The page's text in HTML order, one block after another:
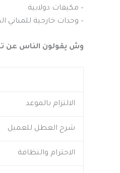
– مكيفات دولابية
– وحدات خارجية للمباني
وش يقولون الناس عن
الالتزام بالموعد
شرح العطل للعميل
الاحترام والنظافة